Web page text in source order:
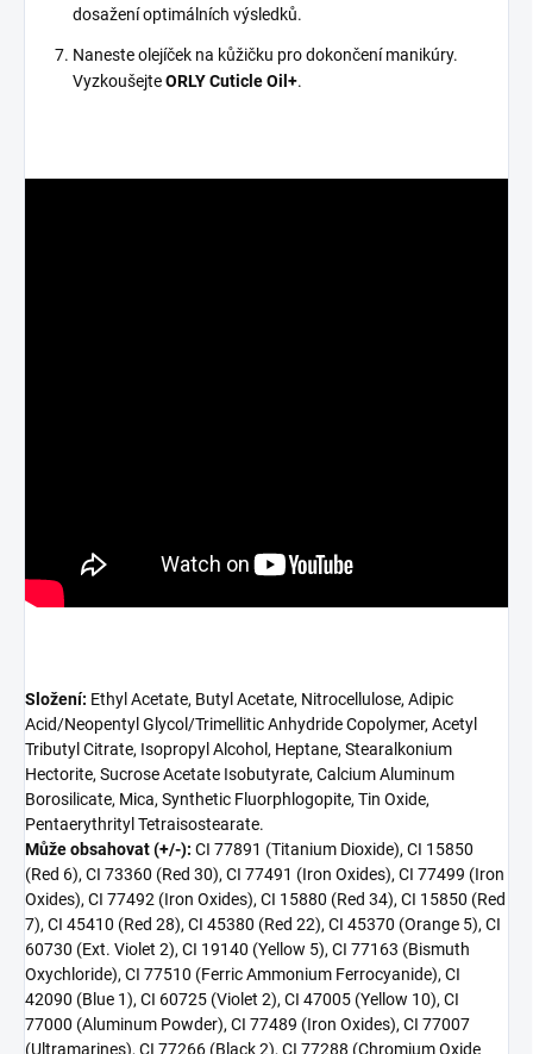
dosažení optimálních výsledků.
Naneste olejíček na kůžičku pro dokončení manikúry.
VyzkoušejteORLY Cuticle Oil+.
Složení: Ethyl Acetate, Butyl Acetate, Nitrocellulose, Adipic
Acid/Neopentyl Glycol/Trimellitic Anhydride Copolymer, Acetyl
Tributyl Citrate, Isopropyl Alcohol, Heptane, Stearalkonium
Hectorite, Sucrose Acetate Isobutyrate, Calcium Aluminum
Borosilicate, Mica, Synthetic Fluorphlogopite, Tin Oxide,
Pentaerythrityl Tetraisostearate.
Může obsahovat (+/-): CI 77891 (Titanium Dioxide), CI 15850
(Red 6), CI 73360 (Red 30), CI 77491 (Iron Oxides), CI 77499 (Iron
Oxides), CI 77492 (Iron Oxides), CI 15880 (Red 34), CI 15850 (Red
7), CI 45410 (Red 28), CI 45380 (Red 22), CI 45370 (Orange 5), CI
60730 (Ext. Violet 2), CI 19140 (Yellow 5), CI 77163 (Bismuth
Oxychloride), CI 77510 (Ferric Ammonium Ferrocyanide), CI
42090 (Blue 1), CI 60725 (Violet 2), CI 47005 (Yellow 10), CI
77000 (Aluminum Powder), CI 77489 (Iron Oxides), CI 77007
(Ultramarines), CI 77266 (Black 2), CI 77288 (Chromium Oxide